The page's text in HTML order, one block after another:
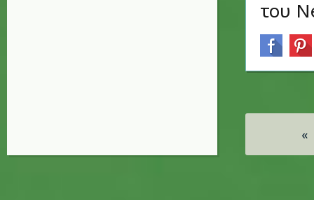
του
Σελίδες
«